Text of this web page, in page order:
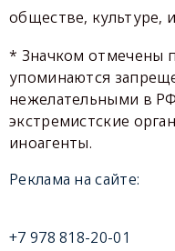
обществе, культуре,
* Значком отмечены
упоминаются
нежелательными в
экстремистские
иноагенты.
Реклама на сайте:
+7 978 818-20-01